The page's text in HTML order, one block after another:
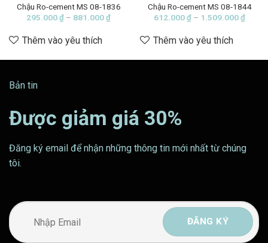
Chậu Ro-cement MS 08-1836
295.000₫ – 881.000₫Khoảng
295.000 ₫
Thêm vào yêu thích
Chậu Ro-cement MS 08-1844
612.000₫ – 1.509.000₫
Thêm vào yêu thích
₫
Bản tin
Được giảm giá 30%
Đăng ký email để nhận những thông tin mới nhất từ chúng
tôi.